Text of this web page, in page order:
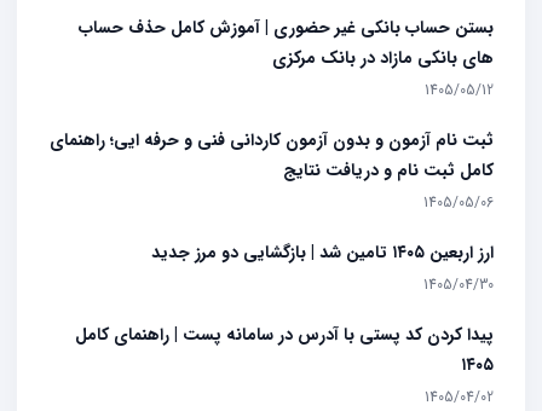
بستن حساب بانکی غیر حضوری | آموزش کامل حذف حساب
های بانکی مازاد در بانک مرکزی
1405/05/12
ثبت نام آزمون و بدون آزمون کاردانی فنی و حرفه ایی؛ راهنمای
کامل ثبت نام و دریافت نتایج
1405/05/06
ارز اربعین ۱۴۰۵ تامین شد | بازگشایی دو مرز جدید
1405/04/30
پیدا کردن کد پستی با آدرس در سامانه پست | راهنمای کامل
۱۴۰۵
1405/04/02